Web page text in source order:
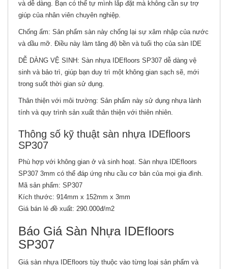
và dễ dàng. Bạn có thể tự mình lắp đặt mà không cần sự trợ
giúp của nhân viên chuyên nghiệp.
Chống ẩm: Sản phẩm sàn này chống lại sự xâm nhập của nước
và dầu mỡ. Điều này làm tăng độ bền và tuổi thọ của sàn IDE
DỄ DÀNG VỆ SINH: Sàn nhựa IDEfloors SP307 dễ dàng vệ
sinh và bảo trì, giúp bạn duy trì một không gian sạch sẽ, mới
trong suốt thời gian sử dụng.
Thân thiện với môi trường: Sản phẩm này sử dụng nhựa lành
tính và quy trình sản xuất thân thiện với thiên nhiên.
Thông số kỹ thuật sàn nhựa IDEfloors
SP307
Phù hợp với không gian ở và sinh hoạt. Sàn nhựa IDEfloors
SP307 3mm có thể đáp ứng nhu cầu cơ bản của mọi gia đình.
Mã sản phẩm: SP307
Kích thước: 914mm x 152mm x 3mm
Giá bán lẻ đề xuất: 290.000đ/m2
Báo Giá Sàn Nhựa IDEfloors
SP307
Giá sàn nhựa IDEfloors tùy thuộc vào từng loại sản phẩm và